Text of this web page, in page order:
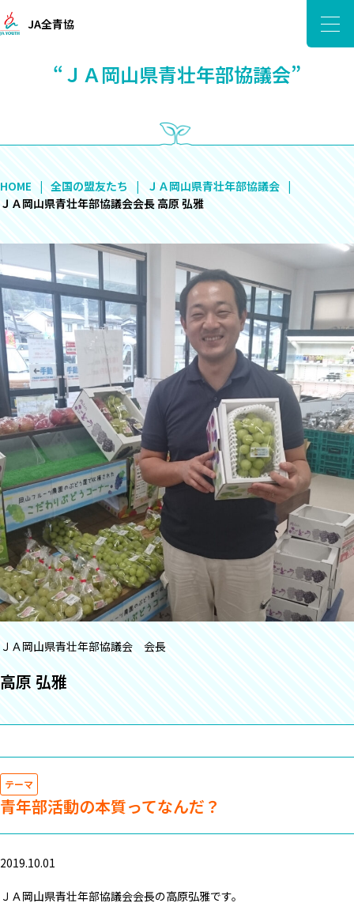
JA全青協
“ＪＡ岡山県青壮年部協議会”
HOME 全国の盟友たち
ＪＡ岡山県青壮年部協議会
ＪＡ岡山県青壮年部協議会会長 高原 弘雅
ＪＡ岡山県青壮年部協議会 会長
高原 弘雅
テーマ
青年部活動の本質ってなんだ？
2019.10.01
ＪＡ岡山県青壮年部協議会会長の高原弘雅です。